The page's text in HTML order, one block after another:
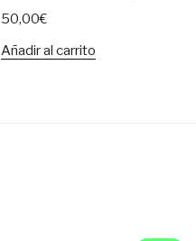
50,00€
Añadir al carrito